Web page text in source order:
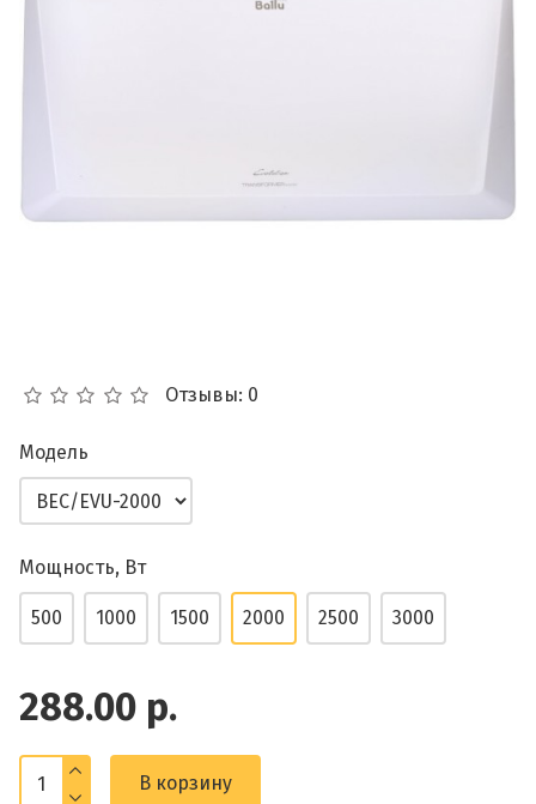
Отзывы: 0
288.00 р.
Модель
Мощность, Вт
500 1000 1500 2000 2500 3000
В корзину